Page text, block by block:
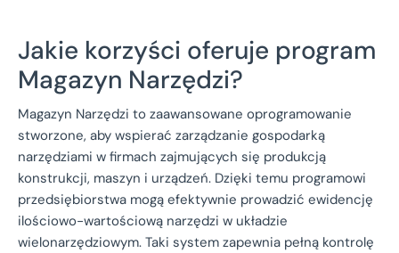
Jakie korzyści oferuje program
Magazyn Narzędzi?
Magazyn Narzędzi to zaawansowane oprogramowanie
stworzone, aby wspierać zarządzanie gospodarką
narzędziami w firmach zajmujących się produkcją
konstrukcji, maszyn i urządzeń. Dzięki temu programowi
przedsiębiorstwa mogą efektywnie prowadzić ewidencję
ilościowo-wartościową narzędzi w układzie
wielonarzędziowym. Taki system zapewnia pełną kontrolę